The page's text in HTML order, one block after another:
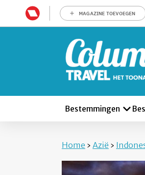
MAGAZINE TOEVOEGEN
Bestemmingen
Home › Azië ›